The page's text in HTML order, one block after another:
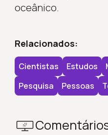
oceânico.
Relacionados:
Cientistas Estudos
Pesquisa
Pessoas